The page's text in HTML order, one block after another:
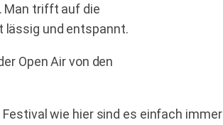
Man trifft auf die
lässig und entspannt.
Open Air von den
wie hier sind es einfach